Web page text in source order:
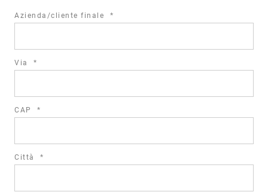
Azienda/cliente finale *
Via *
CAP *
Città *